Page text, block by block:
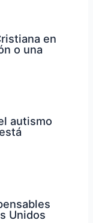
en
o una
autismo
Unidos